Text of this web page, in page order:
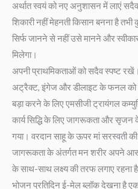
अर्थात स्वयं को नए अनुशासन में लाएं
शिकारी नहीं मेहनती किसान बनना है
सिर्फ जानने से नहीं उसे मानने और
मिलेगा।
अपनी प्राथमिकताओं को सदैव स्पष्ट रखें।
अट्रैक्ट, इंगेज और डीलाइट के फनल
बड़ा करने के लिए एमसीजी ट्रायंगल
कार्य सिद्धि के लिए जागरूकता और
गया। वरदान साहू के ऊपर मां सरस्वती
जागरूकता के अंतर्गत मन शरीर अपने
के साथ-साथ लक्ष्य की तरफ लगाए रहना
भोजन प्रतिदिन ई-मेल ब्लॉक देखना है एक